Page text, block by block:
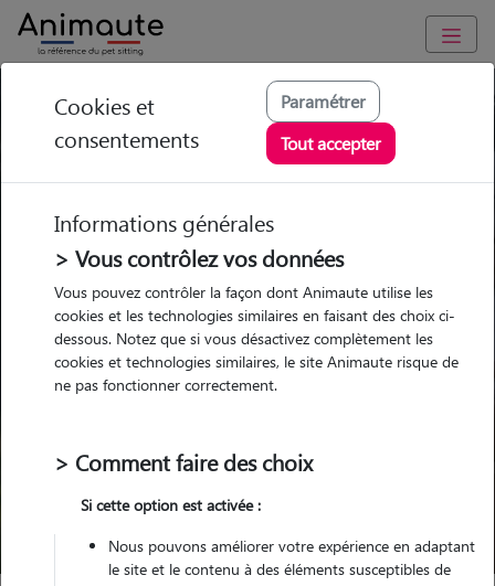
Trouvez votre gardien idéal !
Garde
chez le Pet Sitter
Garde
chez le Pet Sitter Visites
Visites
Pour quel animal ?
Trouver mon Pet Sitter
Cookies et
consentements
Paramétrer
Tout accepter
Informations générales
> Vous contrôlez vos données
Vous pouvez contrôler la façon dont Animaute utilise les
cookies et les technologies similaires en faisant des choix ci-
dessous. Notez que si vous désactivez complètement les
cookies et technologies similaires, le site Animaute risque de
ne pas fonctionner correctement.
> Comment faire des choix
Si cette option est activée :
Nous pouvons améliorer votre expérience en adaptant
le site et le contenu à des éléments susceptibles de